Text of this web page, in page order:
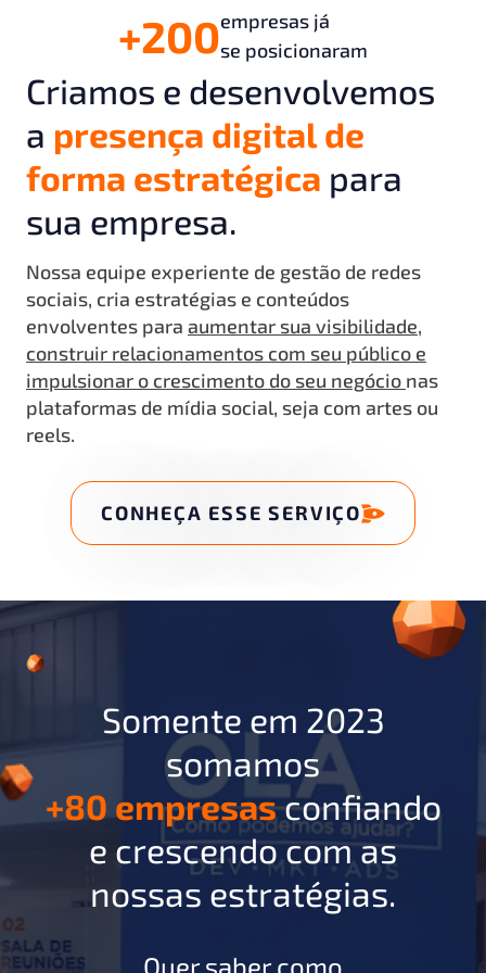
+200empresas já
se posicionaram
Criamos e desenvolvemos
a presença digital de
forma estratégica para
sua empresa.
Nossa equipe experiente de gestão de redes
sociais, cria estratégias e conteúdos
envolventes para aumentar sua visibilidade,
construir relacionamentos com seu público e
impulsionar o crescimento do seu negócio nas
plataformas de mídia social, seja com artes ou
reels.
CONHEÇA ESSE SERVIÇO
Somente em 2023
somamos
+80 empresasconfiando
e crescendo com as
nossas estratégias.
Quer saber como